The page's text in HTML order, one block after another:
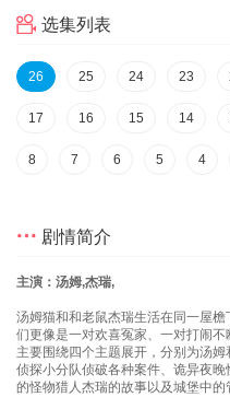
选集列表
26 25 24 23
17 16 15 14
8 7 6 5 4
剧情简介
主演：汤姆,杰瑞,
汤姆猫和和老鼠杰瑞生活在同一屋
们更像是一对欢喜冤家、一对打闹
主要围绕四个主题展开，分别为汤
侦探小分队侦破各种案件、诡异夜
的怪物猎人杰瑞的故事以及城堡中的